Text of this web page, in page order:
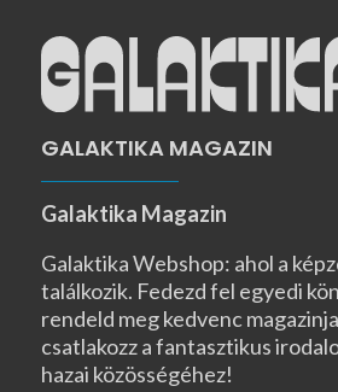
GALAKTIKA MAGAZIN
Galaktika Magazin
Galaktika Webshop: ahol a
találkozik. Fedezd fel egyedi
rendeld meg kedvenc
csatlakozz a fantasztikus
hazai közösségéhez!